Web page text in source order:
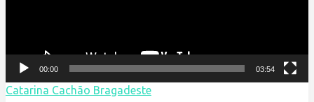
00:00 03:54
Catarina Cachão Bragadeste